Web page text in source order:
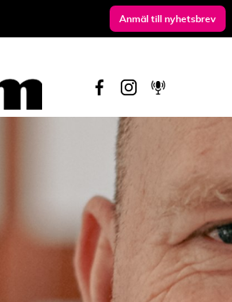
Anmäl till nyhetsbrev